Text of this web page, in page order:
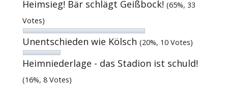
Heimsieg! Bär schlägt Geißbock!(65%, 33
Votes)
Unentschieden wie Kölsch(20%, 10 Votes)
Heimniederlage - das Stadion ist schuld!
(16%, 8 Votes)